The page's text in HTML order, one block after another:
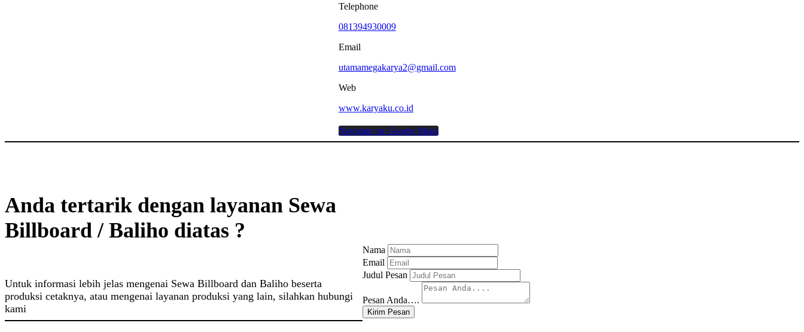
Telephone
081394930009
Email
utamamegakarya2@gmail.com
Web
www.karyaku.co.id
Navigate on Google Maps
Anda tertarik dengan layanan Sewa
Billboard / Baliho diatas ?
Untuk informasi lebih jelas mengenai Sewa Billboard dan Baliho beserta
produksi cetaknya, atau mengenai layanan produksi yang lain, silahkan hubungi
kami
Nama
Email
Judul Pesan
Pesan Anda….
Kirim Pesan